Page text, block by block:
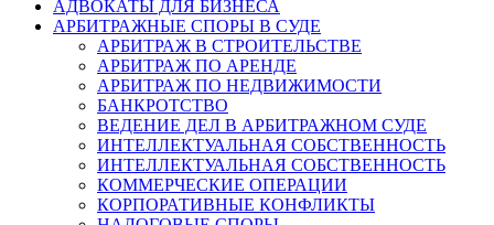
АДВОКАТЫ ДЛЯ БИЗНЕСА
АРБИТРАЖНЫЕ СПОРЫ В СУДЕ
АРБИТРАЖ В СТРОИТЕЛЬСТВЕ
АРБИТРАЖ ПО АРЕНДЕ
АРБИТРАЖ ПО НЕДВИЖИМОСТИ
БАНКРОТСТВО
ВЕДЕНИЕ ДЕЛ В АРБИТРАЖНОМ СУДЕ
ИНТЕЛЛЕКТУАЛЬНАЯ СОБСТВЕННОСТЬ
ИНТЕЛЛЕКТУАЛЬНАЯ СОБСТВЕННОСТЬ
КОММЕРЧЕСКИЕ ОПЕРАЦИИ
КОРПОРАТИВНЫЕ КОНФЛИКТЫ